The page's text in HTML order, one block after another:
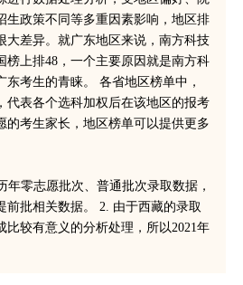
生政策不同等多重因素影响，地区排
大差异。就广东地区来说，南方科技
榜上排48，一个主要原因就是南方科
考生的青睐。 各省地区榜单中，
代表各个选科加权后在该地区的报考
的考生家长，地区榜单可以提供更多
年零志愿批次、普通批次录取数据，
前批相关数据。 2. 由于西藏的录取
比较有意义的分析处理，所以2021年